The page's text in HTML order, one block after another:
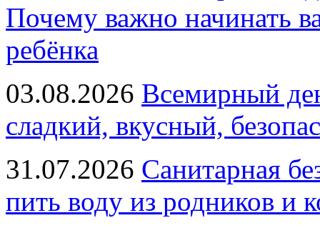
Почему важно начинать
ребёнка
03.08.2026 Всемирный
сладкий, вкусный,
31.07.2026 Санитарная
пить воду из родников и